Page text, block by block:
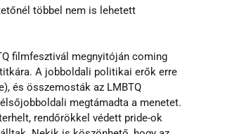
többel nem is lehetett
filmfesztivál megnyitóján coming
A jobboldali politikai erők erre
és összemosták az LMBTQ
megtámadta a menetet.
rendőrökkel védett pride-ok